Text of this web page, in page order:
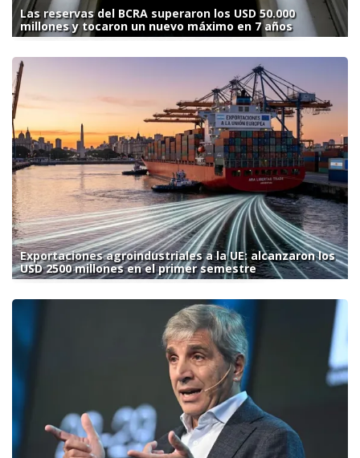
Las reservas del BCRA superaron los USD 50.000
millones y tocaron un nuevo máximo en 7 años
Exportaciones agroindustriales a la UE: alcanzaron los
USD 2500 millones en el primer semestre